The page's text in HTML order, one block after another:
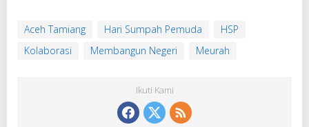
Aceh Tamiang Hari Sumpah Pemuda
HSP
Kolaborasi
Membangun Negeri Meurah
Ikuti Kami